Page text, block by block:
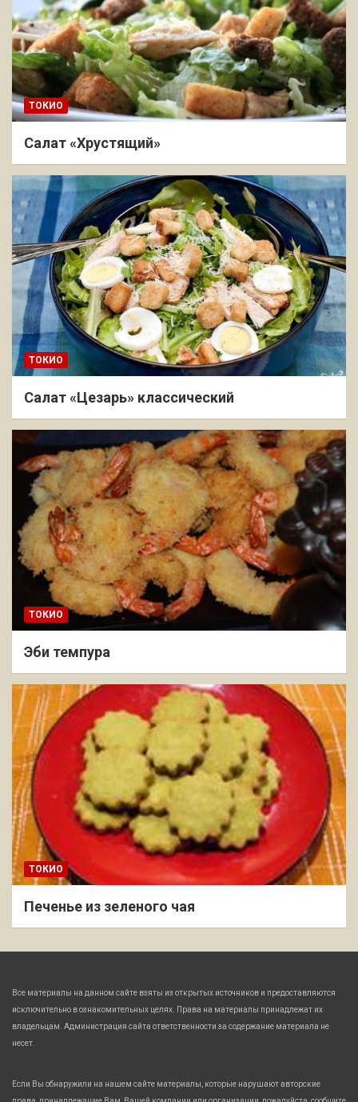
ТОКИО
Салат «Хрустящий»
ТОКИО
Салат «Цезарь» классический
ТОКИО
Эби темпура
ТОКИО
Печенье из зеленого чая
Все материалы на данном сайте взяты из открытых источников и предоставляются
исключительно в ознакомительных целях. Права на материалы принадлежат их
владельцам. Администрация сайта ответственности за содержание материала не
несет.
Если Вы обнаружили на нашем сайте материалы, которые нарушают авторские